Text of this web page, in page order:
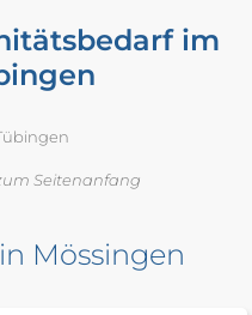
im
Seitenanfang
Mössingen